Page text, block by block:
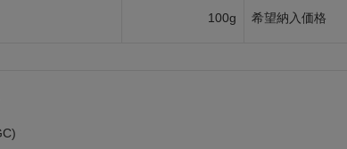
100g 希望納入価格